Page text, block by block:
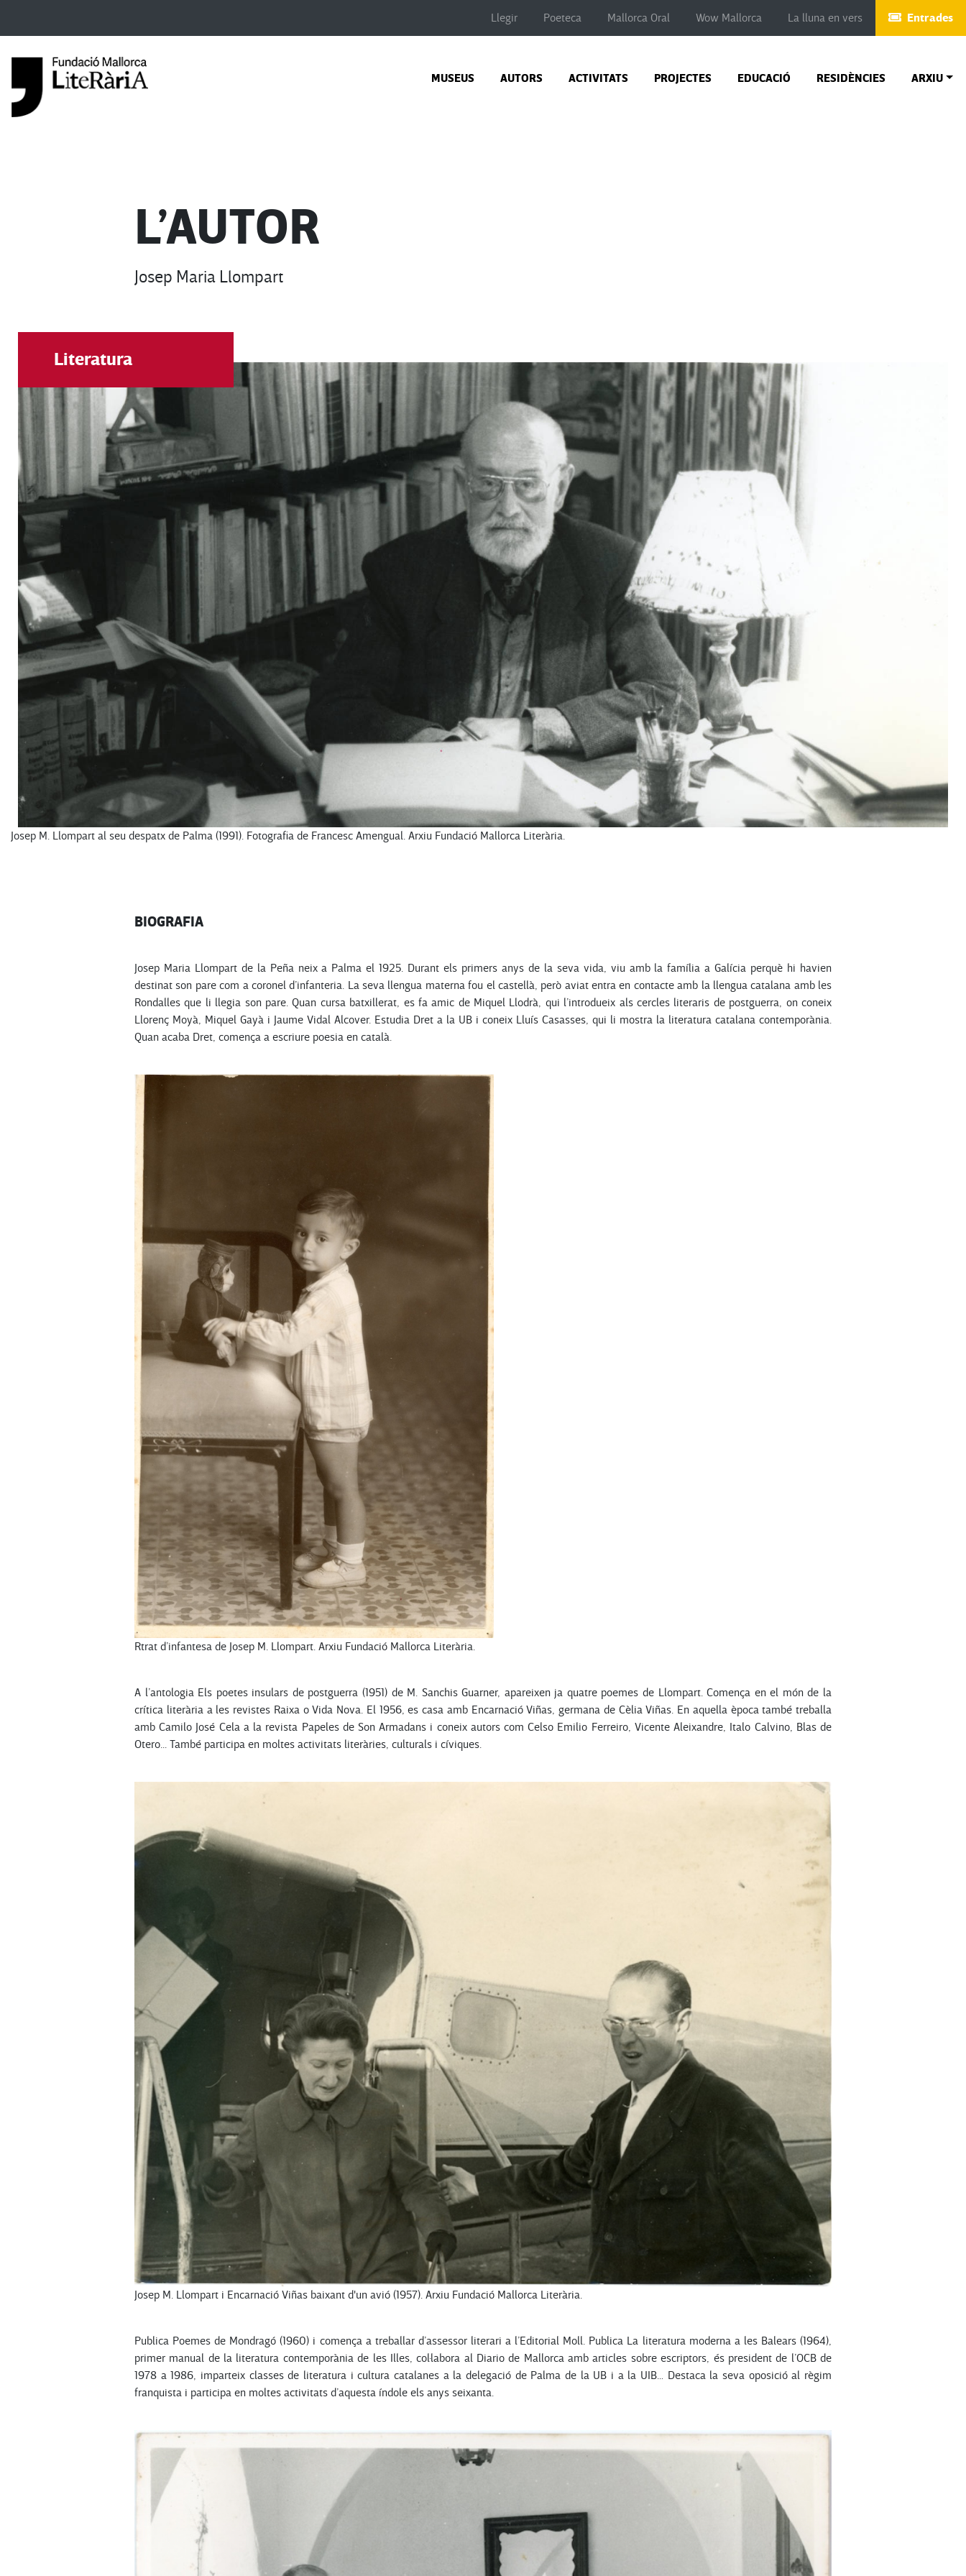
Llegir Poeteca Mallorca Oral Wow Mallorca La lluna en vers Entrades
MUSEUS AUTORS ACTIVITATS PROJECTES EDUCACIÓ RESIDÈNCIES ARXIU
L’AUTOR
Josep Maria Llompart
Literatura
Josep M. Llompart al seu despatx de Palma (1991). Fotografia de Francesc Amengual. Arxiu Fundació Mallorca Literària.
BIOGRAFIA
Josep Maria Llompart de la Peña neix a Palma el 1925. Durant els primers anys de la seva vida, viu amb la família a Galícia perquè hi havien
destinat son pare com a coronel d’infanteria. La seva llengua materna fou el castellà, però aviat entra en contacte amb la llengua catalana amb les
Rondalles que li llegia son pare. Quan cursa batxillerat, es fa amic de Miquel Llodrà, qui l’introdueix als cercles literaris de postguerra, on coneix
Llorenç Moyà, Miquel Gayà i Jaume Vidal Alcover. Estudia Dret a la UB i coneix Lluís Casasses, qui li mostra la literatura catalana contemporània.
Quan acaba Dret, comença a escriure poesia en català.
Rtrat d’infantesa de Josep M. Llompart. Arxiu Fundació Mallorca Literària.
A l’antologia Els poetes insulars de postguerra (1951) de M. Sanchis Guarner, apareixen ja quatre poemes de Llompart. Comença en el món de la
crítica literària a les revistes Raixa o Vida Nova. El 1956, es casa amb Encarnació Viñas, germana de Cèlia Viñas. En aquella època també treballa
amb Camilo José Cela a la revista Papeles de Son Armadans i coneix autors com Celso Emilio Ferreiro, Vicente Aleixandre, Italo Calvino, Blas de
Otero... També participa en moltes activitats literàries, culturals i cíviques.
Josep M. Llompart i Encarnació Viñas baixant d'un avió (1957). Arxiu Fundació Mallorca Literària.
Publica Poemes de Mondragó (1960) i comença a treballar d’assessor literari a l’Editorial Moll. Publica La literatura moderna a les Balears (1964),
primer manual de la literatura contemporània de les Illes, col·labora al Diario de Mallorca amb articles sobre escriptors, és president de l’OCB de
1978 a 1986, imparteix classes de literatura i cultura catalanes a la delegació de Palma de la UB i a la UIB… Destaca la seva oposició al règim
franquista i participa en moltes activitats d’aquesta índole els anys seixanta.